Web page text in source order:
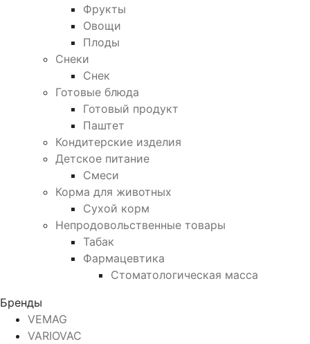
Фрукты
Овощи
Плоды
Снеки
Снек
Готовые блюда
Готовый продукт
Паштет
Кондитерские изделия
Детское питание
Смеси
Корма для животных
Сухой корм
Непродовольственные товары
Табак
Фармацевтика
Стоматологическая масса
Бренды
VEMAG
VARIOVAC